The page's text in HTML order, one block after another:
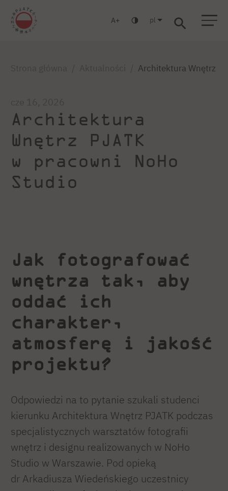
A pl
Architektura Wnętrz
Architektura
Wnętrz PJATK
w pracowni NoHo
Studio
Jak fotografować
wnętrza tak, aby
oddać ich
charakter,
atmosferę i jakość
projektu?
Odpowiedzi na to pytanie szukali studenci
kierunku Architektura Wnętrz PJATK podczas
specjalistycznych warsztatów fotografii
wnętrz i designu realizowanych w NoHo
Studio w Warszawie. Pod opieką
dr Arkadiusza Wiedeńskiego uczestnicy